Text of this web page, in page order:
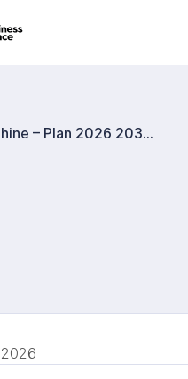
Chine – Plan 2026 2030 : montée en cadence du C919, moteur CJ 1000 accéléré, et chaînes d’approvisionnement sécurisées